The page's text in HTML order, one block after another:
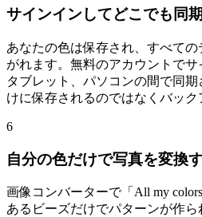
サインインしてどこでも同
あなたの色は保存され、すべて
がれます。無料のアカウントでサ
タブレット、パソコンの間で同
けに保存されるのではなくバック
6
自分の色だけで写真を変換
画像コンバーターで「All my
あるビーズだけでパターンが作